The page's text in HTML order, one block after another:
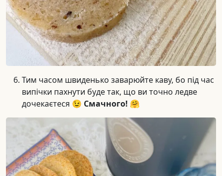
Тим часом швиденько заварюйте каву, бо під час
випічки пахнути буде так, що ви точно ледве
дочекаєтеся 😉 Смачного! 🤗